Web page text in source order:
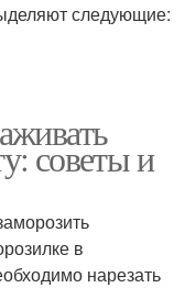
следующие:
советы и
в
нарезать